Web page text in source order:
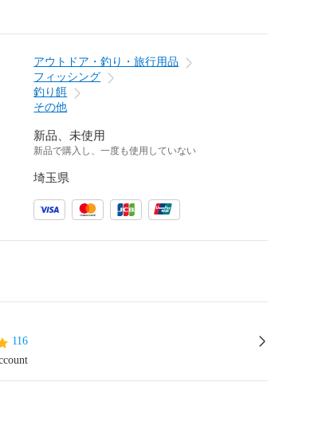
アウトドア・釣り・旅行用品
フィッシング
釣り餌
その他
新品、未使用
新品で購入し、一度も使用していない
埼玉県
116